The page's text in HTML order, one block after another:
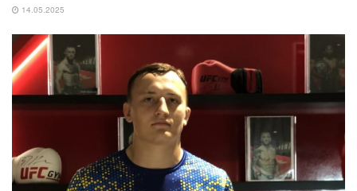
14.05.2025